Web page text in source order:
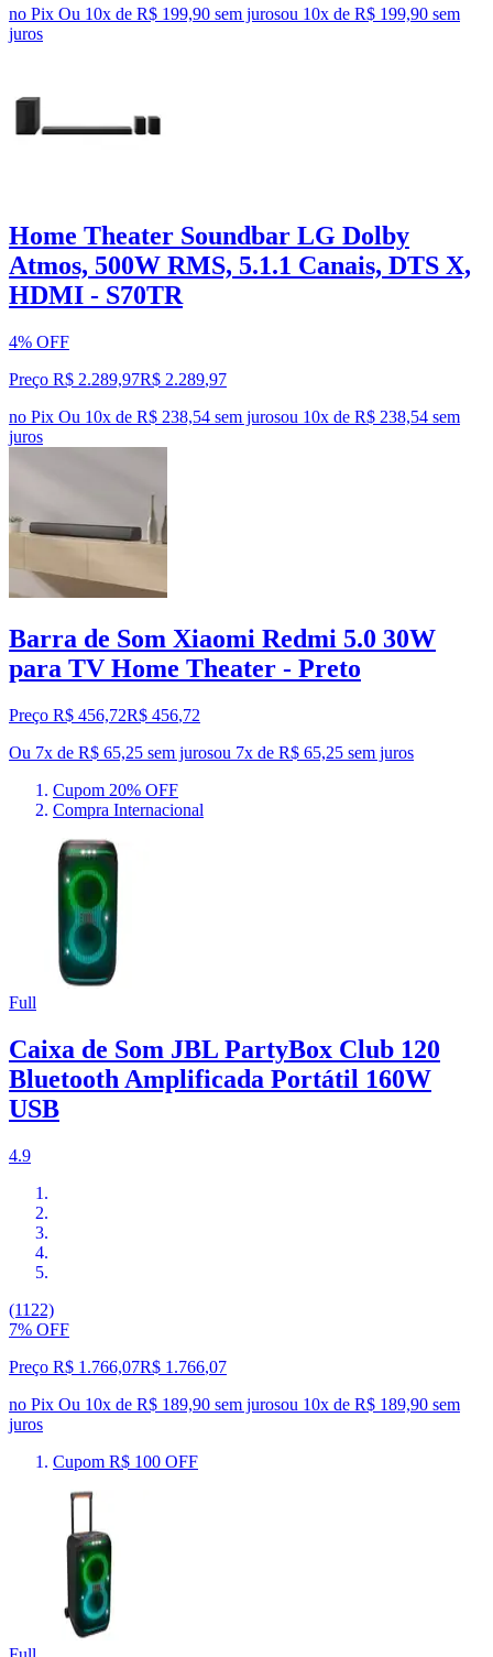
no Pix Ou 10x de R$ 199,90 sem jurosou 10x de R$ 199,90 sem
juros
Home Theater Soundbar LG Dolby
Atmos, 500W RMS, 5.1.1 Canais, DTS X,
HDMI - S70TR
4% OFF
Preço R$ 2.289,97R$ 2.289,97
no Pix Ou 10x de R$ 238,54 sem jurosou 10x de R$ 238,54 sem
juros
Barra de Som Xiaomi Redmi 5.0 30W
para TV Home Theater - Preto
Preço R$ 456,72R$ 456,72
Ou 7x de R$ 65,25 sem jurosou 7x de R$ 65,25 sem juros
Cupom 20% OFF
Compra Internacional
Full
Caixa de Som JBL PartyBox Club 120
Bluetooth Amplificada Portátil 160W
USB
4.9
(1122)
7% OFF
Preço R$ 1.766,07R$ 1.766,07
no Pix Ou 10x de R$ 189,90 sem jurosou 10x de R$ 189,90 sem
juros
Cupom R$ 100 OFF